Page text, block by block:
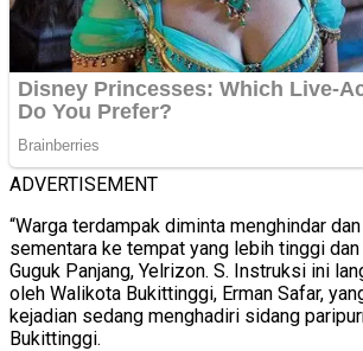
ADVERTISEMENT
“Warga terdampak diminta menghindar
sementara ke tempat yang lebih tinggi dan
Guguk Panjang, Yelrizon. S. Instruksi ini
oleh Walikota Bukittinggi, Erman Safar,
kejadian sedang menghadiri sidang
Bukittinggi.